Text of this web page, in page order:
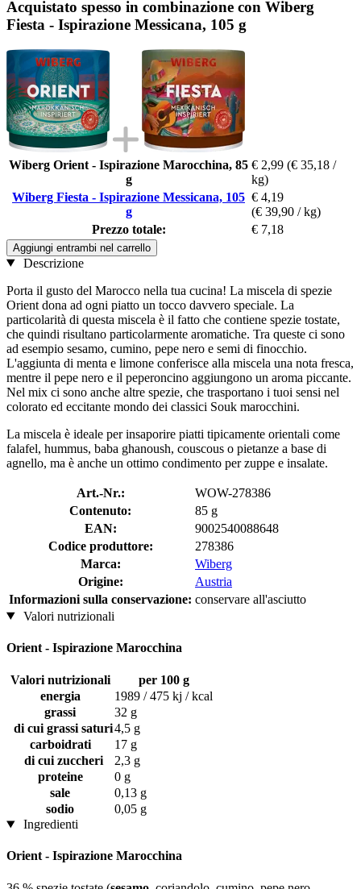
Acquistato spesso in combinazione con Wiberg
Fiesta - Ispirazione Messicana, 105 g
Wiberg Orient - Ispirazione Marocchina, 85
g
€ 2,99 (€ 35,18 /
kg)
Wiberg Fiesta - Ispirazione Messicana, 105
g
€ 4,19
(€ 39,90 / kg)
Prezzo totale:
€ 7,18
Aggiungi entrambi nel carrello
Descrizione
Porta il gusto del Marocco nella tua cucina! La miscela di spezie
Orient dona ad ogni piatto un tocco davvero speciale. La
particolarità di questa miscela è il fatto che contiene spezie tostate,
che quindi risultano particolarmente aromatiche. Tra queste ci sono
ad esempio sesamo, cumino, pepe nero e semi di finocchio.
L'aggiunta di menta e limone conferisce alla miscela una nota fresca,
mentre il pepe nero e il peperoncino aggiungono un aroma piccante.
Nel mix ci sono anche altre spezie, che trasportano i tuoi sensi nel
colorato ed eccitante mondo dei classici Souk marocchini.
La miscela è ideale per insaporire piatti tipicamente orientali come
falafel, hummus, baba ghanoush, couscous o pietanze a base di
agnello, ma è anche un ottimo condimento per zuppe e insalate.
Art.-Nr.:
WOW-278386
Contenuto:
85 g
EAN:
9002540088648
Codice produttore:
278386
Marca:
Wiberg
Origine:
Austria
Informazioni sulla conservazione: conservare all'asciutto
Valori nutrizionali
Orient - Ispirazione Marocchina
Valori nutrizionali
per 100 g
energia
1989 / 475 kj / kcal
grassi
32 g
di cui grassi saturi4,5 g
carboidrati
17 g
di cui zuccheri
2,3 g
proteine
0 g
sale
0,13 g
sodio
0,05 g
Ingredienti
Orient - Ispirazione Marocchina